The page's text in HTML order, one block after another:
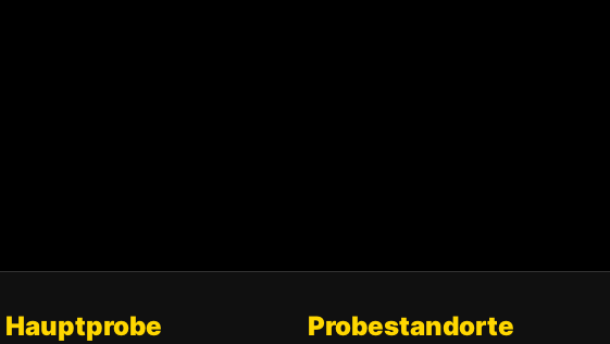
Hauptprobe Probestandorte